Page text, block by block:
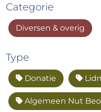
Categorie
Diversen & overig
Type
Donatie
Algemeen Nut